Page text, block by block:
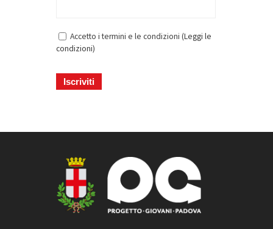
Accetto i termini e le condizioni (Leggi le
condizioni)